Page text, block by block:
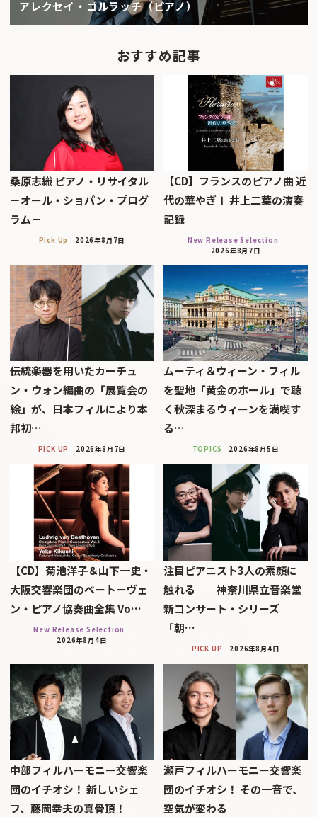
アレクセイ・ゴルラッチ（ピアノ）
おすすめ記事
桑原志織 ピアノ・リサイタル
－オール・ショパン・プログ
ラム－
Pick Up 2026年8月7日
【CD】フランスのピアノ曲 近
代の華やぎⅠ 井上二葉の演奏
記録
New Release Selection
2026年8月7日
伝統楽器を用いたカーチュ
ン・ウォン編曲の「展覧会の
絵」が、日本フィルにより本
邦初…
PICK UP 2026年8月7日
ムーティ＆ウィーン・フィル
を聖地「黄金のホール」で聴
く秋深まるウィーンを満喫す
る…
TOPICS 2026年8月5日
【CD】菊池洋子＆山下一史・
大阪交響楽団のベートーヴェ
ン・ピアノ協奏曲全集 Vo…
New Release Selection
2026年8月4日
注目ピアニスト3人の素顔に
触れる──神奈川県立音楽堂
新コンサート・シリーズ
「朝…
PICK UP 2026年8月4日
中部フィルハーモニー交響楽
団のイチオシ！ 新しいシェ
フ、藤岡幸夫の真骨頂！
瀬戸フィルハーモニー交響楽
団のイチオシ！ その一音で、
空気が変わる